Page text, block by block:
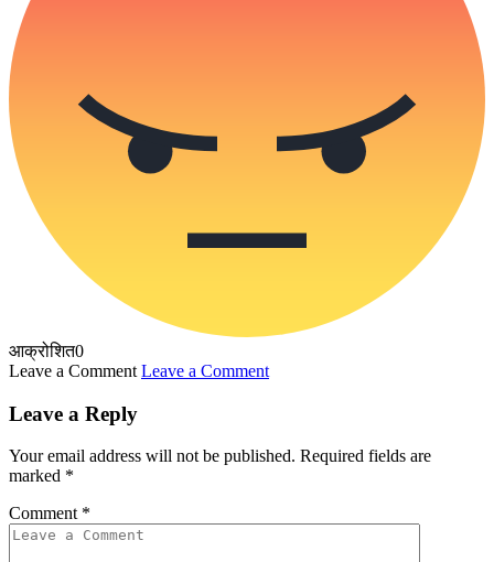
आक्रोशित0
Leave a Comment Leave a Comment
Leave a Reply
Your email address will not be published. Required fields are
marked *
Comment *